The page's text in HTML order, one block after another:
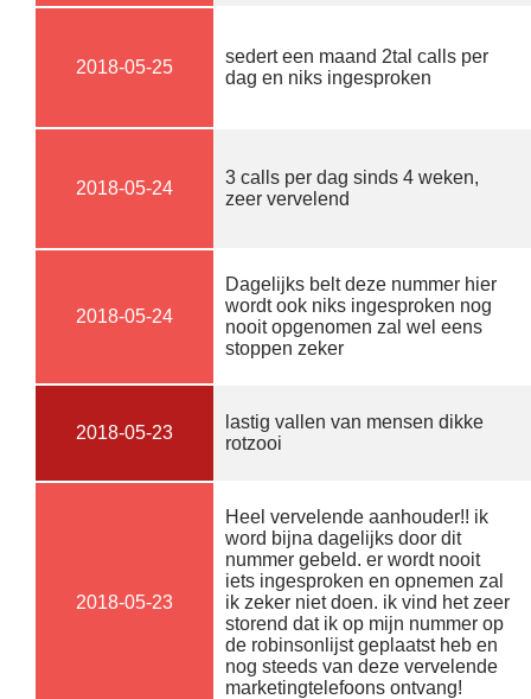
2018-05-25
sedert een maand 2tal calls per
dag en niks ingesproken
2018-05-24
3 calls per dag sinds 4 weken,
zeer vervelend
2018-05-24
Dagelijks belt deze nummer hier
wordt ook niks ingesproken nog
nooit opgenomen zal wel eens
stoppen zeker
2018-05-23
lastig vallen van mensen dikke
rotzooi
2018-05-23
Heel vervelende aanhouder!! ik
word bijna dagelijks door dit
nummer gebeld. er wordt nooit
iets ingesproken en opnemen zal
ik zeker niet doen. ik vind het zeer
storend dat ik op mijn nummer op
de robinsonlijst geplaatst heb en
nog steeds van deze vervelende
marketingtelefoons ontvang!